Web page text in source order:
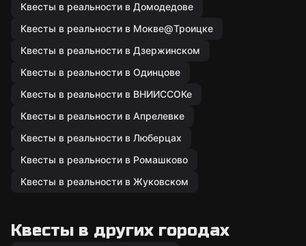
Квесты в реальности в Домодедове
Квесты в реальности в Мокве@Троицке
Квесты в реальности в Дзержинском
Квесты в реальности в Одинцове
Квесты в реальности в ВНИИССОКе
Квесты в реальности в Апрелевке
Квесты в реальности в Люберцах
Квесты в реальности в Ромашково
Квесты в реальности в Жуковском
Квесты в других городах